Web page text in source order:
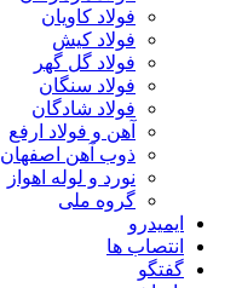
فولاد کاویان
فولاد کیش
فولاد گل گهر
فولاد سنگان
فولاد شادگان
آهن و فولاد ارفع
ذوب آهن اصفهان
نورد و لوله اهواز
گروه ملی
ایمیدرو
انتصاب ها
گفتگو